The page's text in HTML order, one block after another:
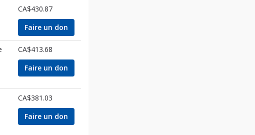
CA$430.87
Faire un don
CA$413.68
Faire un don
CA$381.03
Faire un don